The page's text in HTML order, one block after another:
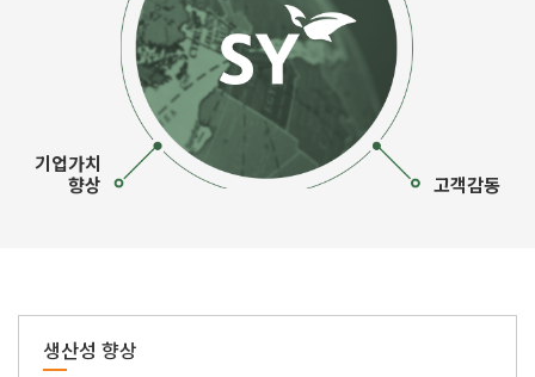
기업가치
향상
고객감동
생산성 향상